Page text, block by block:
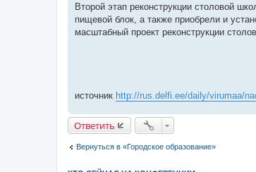
Второй этап реконструкции столовой
пищевой блок, а также приобрели и
масштабный проект реконструкции
источник http://rus.delfi.ee/daily/virumaa/
Ответить
Вернуться в «Городское образование»